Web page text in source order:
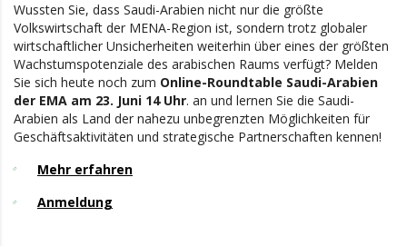
Wussten Sie, dass Saudi-Arabien nicht nur die größte
Volkswirtschaft der MENA-Region ist, sondern trotz globaler
wirtschaftlicher Unsicherheiten weiterhin über eines der größten
Wachstumspotenziale des arabischen Raums verfügt? Melden
Sie sich heute noch zum Online-Roundtable Saudi-Arabien
der EMA am 23. Juni 14 Uhr. an und lernen Sie die Saudi-
Arabien als Land der nahezu unbegrenzten Möglichkeiten für
Geschäftsaktivitäten und strategische Partnerschaften kennen!
Mehr erfahren
Anmeldung